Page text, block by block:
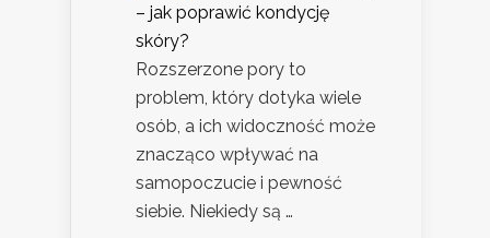
– jak poprawić kondycję
skóry?
Rozszerzone pory to
problem, który dotyka wiele
osób, a ich widoczność może
znacząco wpływać na
samopoczucie i pewność
siebie. Niekiedy są …